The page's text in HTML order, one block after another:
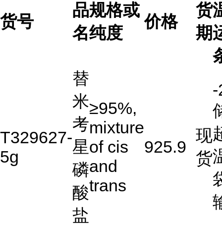
货号
品
名
规格或
纯度
价格
货
期
T329627-
5g
替
米
考
星
磷
酸
盐
≥95%,
mixture
of cis
and
trans
925.9
现
货
-